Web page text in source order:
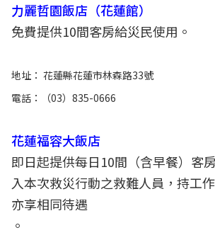
力麗哲園飯店（花蓮館）
免費提供10間客房給災民使用。
地址： 花蓮縣花蓮市林森路33號
電話：（03）835-0666
花蓮福容大飯店
即日起提供每日10間（含早餐）客
入本次救災行動之救難人員，持工
亦享相同待遇
。